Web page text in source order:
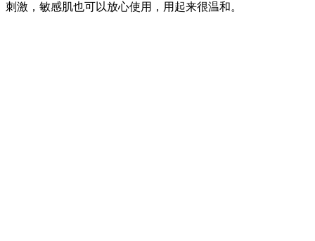
刺激，敏感肌也可以放心使用，用起来很温和。